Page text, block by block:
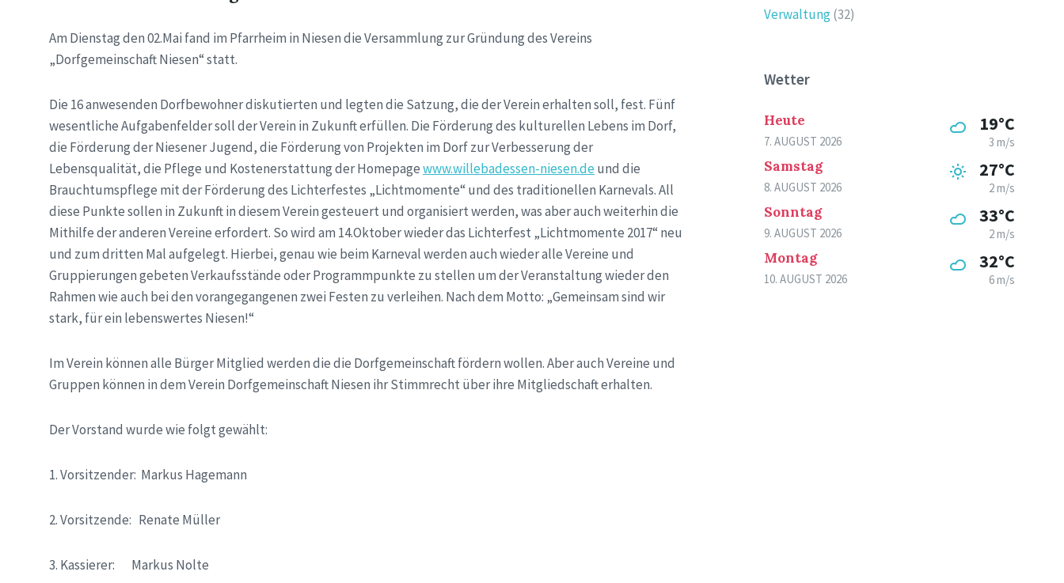
Am Dienstag den 02.Mai fand im Pfarrheim in Niesen die Versammlung zur Gründung des Vereins
„Dorfgemeinschaft Niesen“ statt.
Die 16 anwesenden Dorfbewohner diskutierten und legten die Satzung, die der Verein erhalten soll, fest. Fünf
wesentliche Aufgabenfelder soll der Verein in Zukunft erfüllen. Die Förderung des kulturellen Lebens im Dorf,
die Förderung der Niesener Jugend, die Förderung von Projekten im Dorf zur Verbesserung der
Lebensqualität, die Pflege und Kostenerstattung der Homepagewww.willebadessen-niesen.deund die
Brauchtumspflege mit der Förderung des Lichterfestes „Lichtmomente“ und des traditionellen Karnevals. All
diese Punkte sollen in Zukunft in diesem Verein gesteuert und organisiert werden, was aber auch weiterhin die
Mithilfe der anderen Vereine erfordert. So wird am 14.Oktober wieder das Lichterfest „Lichtmomente 2017“ neu
und zum dritten Mal aufgelegt. Hierbei, genau wie beim Karneval werden auch wieder alle Vereine und
Gruppierungen gebeten Verkaufsstände oder Programmpunkte zu stellen um der Veranstaltung wieder den
Rahmen wie auch bei den vorangegangenen zwei Festen zu verleihen. Nach dem Motto: „Gemeinsam sind wir
stark, für ein lebenswertes Niesen!“
Im Verein können alle Bürger Mitglied werden die die Dorfgemeinschaft fördern wollen. Aber auch Vereine und
Gruppen können in dem Verein Dorfgemeinschaft Niesen ihr Stimmrecht über ihre Mitgliedschaft erhalten.
Der Vorstand wurde wie folgt gewählt:
1. Vorsitzender: Markus Hagemann
2. Vorsitzende: Renate Müller
3. Kassierer: Markus Nolte
Verwaltung(32)
Wetter
Heute
7. AUGUST 2026
19°C
3 m/s
Samstag
8. AUGUST 2026
27°C
2 m/s
Sonntag
9. AUGUST 2026
33°C
2 m/s
Montag
10. AUGUST 2026
32°C
6 m/s